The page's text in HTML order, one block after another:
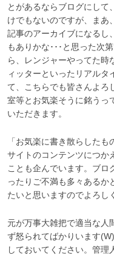
とがあるならブログにして
けでもないのですが、まあ
記事のアーカイブになるし
もありかな･･･と思った次
ら、レンジャーやってた時
ィッターといったリアル
て、こちらでも皆さんよろ
室等とお気楽そうに銘うっ
いただきます。
「お気楽に書き散らした
サイトのコンテンツにつか
ことも企んでいます。ブロ
ったりご不満も多々あるか
たいと思いますのでよろし
元が万事大雑把で適当な人
ず怒られてばかりいます
しておいてください。管理